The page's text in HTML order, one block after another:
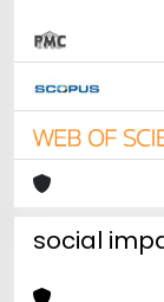
social